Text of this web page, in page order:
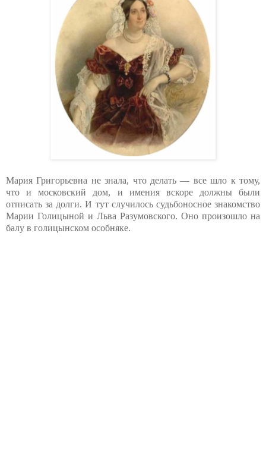
Мария Григорьевна не знала, что делать — все шло к тому,
что и московский дом, и имения вскоре должны были
отписать за долги. И тут случилось судьбоносное знакомство
Марии Голицыной и Льва Разумовского. Оно произошло на
балу в голицынском особняке.